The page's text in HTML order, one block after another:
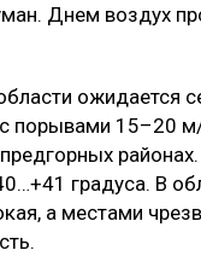
Днем воздух
ожидается
порывами 15–20
градуса. В
а местами